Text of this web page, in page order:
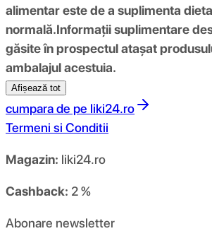
alimentar este de a suplimenta dieta
normală.Informații suplimentare
găsite în prospectul atașat
ambalajul acestuia.
Afișează tot
cumpara de pe liki24.ro
Termeni si Conditii
Magazin: liki24.ro
Cashback: 2 %
Abonare newsletter